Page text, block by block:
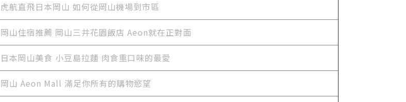
虎航直飛日本岡山 如何從岡山機場到市區
岡山住宿推薦 岡山三井花園飯店 Aeon就在正對面
日本岡山美食 小豆島拉麵 肉食重口味的最愛
岡山 Aeon Mall 滿足你所有的購物慾望